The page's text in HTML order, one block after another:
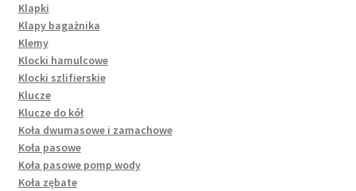
Klapki
Klapy bagażnika
Klemy
Klocki hamulcowe
Klocki szlifierskie
Klucze
Klucze do kół
Koła dwumasowe i zamachowe
Koła pasowe
Koła pasowe pomp wody
Koła zębate